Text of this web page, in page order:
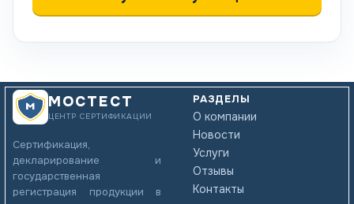
МОСТЕСТ
ЦЕНТР СЕРТИФИКАЦИИ
Сертификация,
декларирование и
государственная
регистрация продукции в
РАЗДЕЛЫ
О компании
Новости
Услуги
Отзывы
Контакты